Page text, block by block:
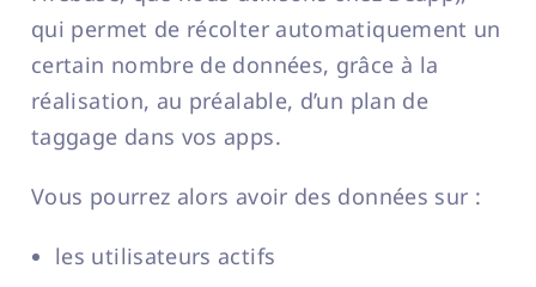
qui permet de récolter automatiquement un
certain nombre de données, grâce à la
réalisation, au préalable, d’un plan de
taggage dans vos apps.
Vous pourrez alors avoir des données sur :
les utilisateurs actifs